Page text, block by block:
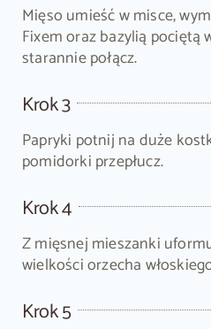
Mięso umieść w misce,
Fixem oraz bazylią pociętą
starannie połącz.
Krok 3
Papryki potnij na duże
pomidorki przepłucz.
Krok 4
Z mięsnej mieszanki
wielkości orzecha
Krok 5